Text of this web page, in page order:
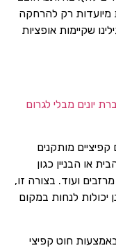
מיועדות רק להרחקה
שקיימות אופציות
יונים מבלי לגרום
מותקנים
או הבניין כגון
ועוד. בצורה זו,
יכולות לנחות במקום
באמצעות חוט קפיצי